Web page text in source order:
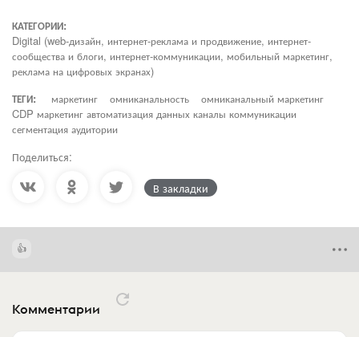
КАТЕГОРИИ:
Digital (web-дизайн, интернет-реклама и продвижение, интернет-
сообщества и блоги, интернет-коммуникации, мобильный маркетинг,
реклама на цифровых экранах)
ТЕГИ:
маркетинг омниканальность
омниканальный маркетинг
CDP маркетинг автоматизация данных каналы коммуникации
сегментация аудитории
Поделиться:
В закладки
Комментарии